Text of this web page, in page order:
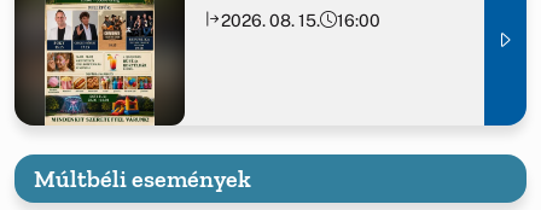
2026. 08. 15. 16:00
Múltbéli események